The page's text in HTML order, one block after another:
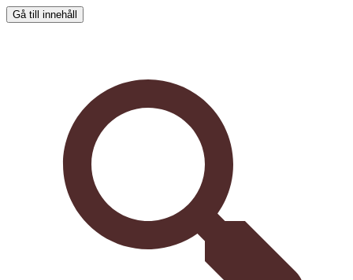
Gå till innehåll